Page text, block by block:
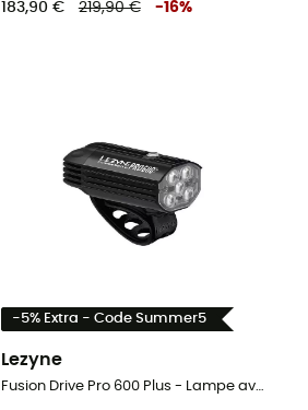
183,90 € 219,90 € -16%
-5% Extra - Code Summer5
Lezyne
Fusion Drive Pro 600 Plus - Lampe avant vélo